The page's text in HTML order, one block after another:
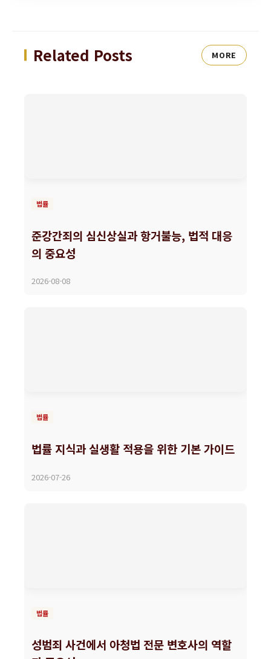
Related Posts MORE
법률
준강간죄의 심신상실과 항거불능, 법적 대응
의 중요성
2026-08-08
법률
법률 지식과 실생활 적용을 위한 기본 가이드
2026-07-26
법률
성범죄 사건에서 아청법 전문 변호사의 역할